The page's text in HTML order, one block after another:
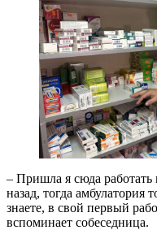
– Пришла я сюда
назад, тогда амбулатория
знаете, в свой первый
вспоминает собеседница.